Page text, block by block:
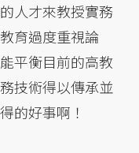
人才來教授實務
育過度重視論
平衡目前的高教
技術得以傳承並
的好事啊！